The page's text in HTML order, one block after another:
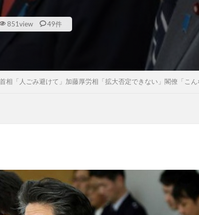
851view 49件
相「人ごみ避けて」加藤厚労相「拡大否定できない」閣僚「こ